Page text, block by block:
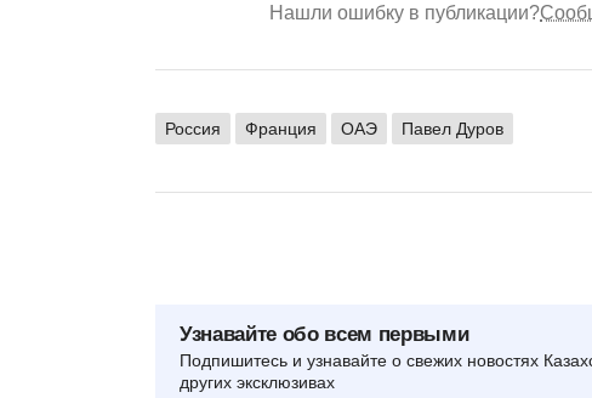
Нашли ошибку в публикации?
Россия Франция ОАЭ Павел Дуров
Узнавайте обо всем первыми
Подпишитесь и узнавайте о свежих новостях
других эксклюзивах